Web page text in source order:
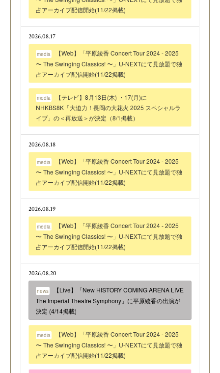
占アーカイブ配信開始(11/22掲載)
2026.08.17
media
【Web】「平原綾香 Concert Tour 2024 - 2025
〜 The Swinging Classics! 〜」U-NEXTにて見放題で独
占アーカイブ配信開始(11/22掲載)
media
【テレビ】8月13日(木) ・17(月)に
NHKBS8K「大迫力！長岡の大花火 2025 スペシャルラ
イブ」の＜再放送＞が決定（8/1掲載）
2026.08.18
media
【Web】「平原綾香 Concert Tour 2024 - 2025
〜 The Swinging Classics! 〜」U-NEXTにて見放題で独
占アーカイブ配信開始(11/22掲載)
2026.08.19
media
【Web】「平原綾香 Concert Tour 2024 - 2025
〜 The Swinging Classics! 〜」U-NEXTにて見放題で独
占アーカイブ配信開始(11/22掲載)
2026.08.20
news
【Live】「New HISTORY COMING ARENA LIVE
The Imperial Theatre Symphony」に平原綾香の出演が
決定 (4/14掲載)
media
【Web】「平原綾香 Concert Tour 2024 - 2025
〜 The Swinging Classics! 〜」U-NEXTにて見放題で独
占アーカイブ配信開始(11/22掲載)